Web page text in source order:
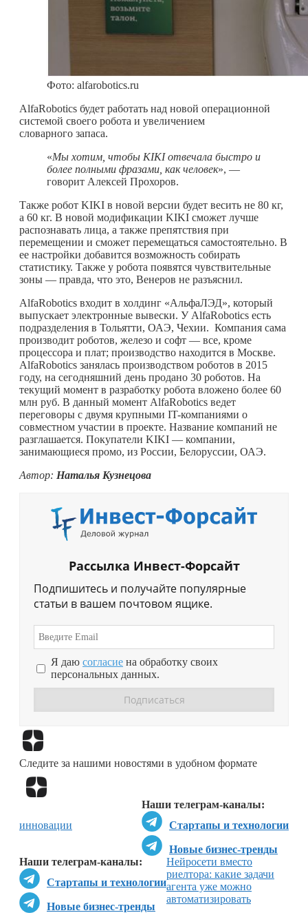
Фото: alfarobotics.ru
AlfaRobotics будет работать над новой операционной
системой своего робота и увеличением
словарного запаса.
«Мы хотим, чтобы KIKI отвечала быстро и
более полными фразами, как человек», —
говорит Алексей Прохоров.
Также робот KIKI в новой версии будет весить не 80 кг,
а 60 кг. В новой модификации KIKI сможет лучше
распознавать лица, а также препятствия при
перемещении и сможет перемещаться самостоятельно. В
ее настройки добавится возможность собирать
статистику. Также у робота появятся чувствительные
зоны — правда, что это, Венеров не разъяснил.
AlfaRobotics входит в холдинг «АльфаЛЭД», который
выпускает электронные вывески. У AlfaRobotics есть
подразделения в Тольятти, ОАЭ, Чехии. Компания сама
производит роботов, железо и софт — все, кроме
процессора и плат; производство находится в Москве.
AlfaRobotics занялась производством роботов в 2015
году, на сегодняшний день продано 30 роботов. На
текущий момент в разработку робота вложено более 60
млн руб. В данный момент AlfaRobotics ведет
переговоры с двумя крупными IT-компаниями о
совместном участии в проекте. Название компаний не
разглашается. Покупатели KIKI — компании,
занимающиеся промо, из России, Белоруссии, ОАЭ.
Автор: Наталья Кузнецова
Рассылка Инвест-Форсайт
Подпишитесь и получайте популярные
статьи в вашем почтовом ящике.
Я даю согласие на обработку своих
персональных данных.
Следите за нашими новостями в удобном формате
Наши телеграм-каналы:
Стартапы и технологии
Новые бизнес-тренды
Наши телеграм-каналы:
Стартапы и технологии
Новые бизнес-тренды
инновации
Нейросети вместо
риелтора: какие задачи
агента уже можно
автоматизировать